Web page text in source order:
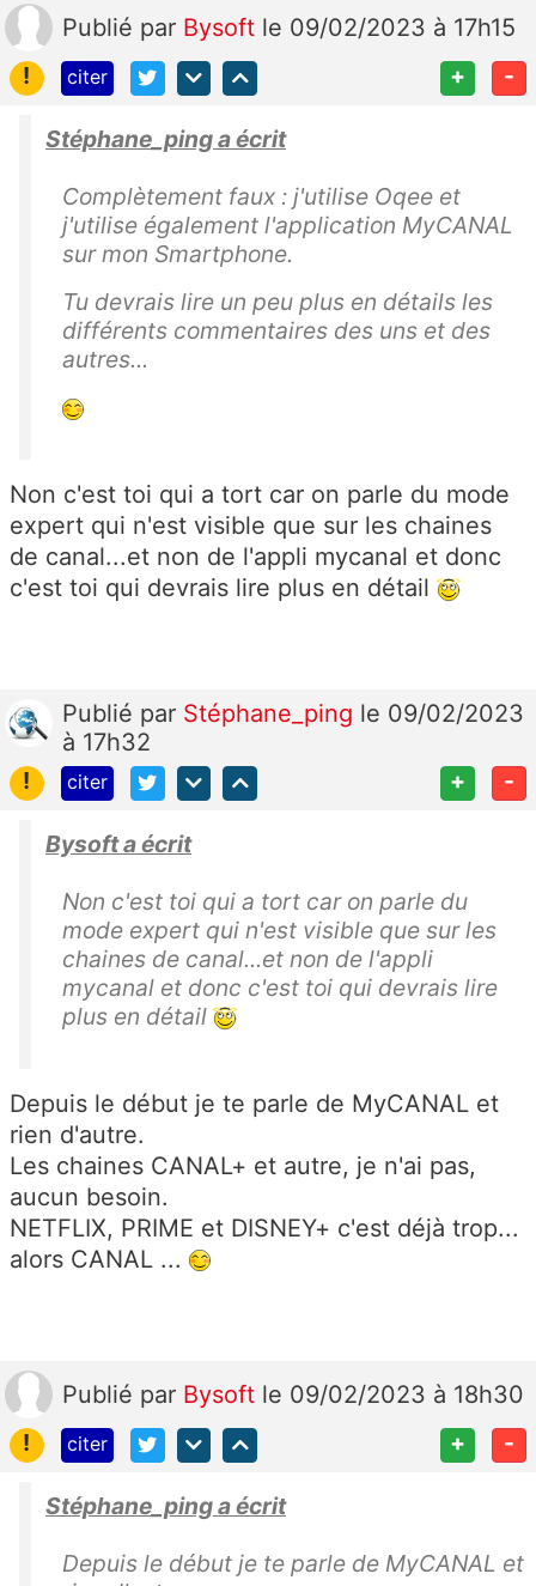
Publié par Bysoft le 09/02/2023 à 17h15
!
citer + -
Stéphane_ping a écrit
Complètement faux : j'utilise Oqee et
j'utilise également l'application MyCANAL
sur mon Smartphone.
Tu devrais lire un peu plus en détails les
différents commentaires des uns et des
autres...
Non c'est toi qui a tort car on parle du mode
expert qui n'est visible que sur les chaines
de canal...et non de l'appli mycanal et donc
c'est toi qui devrais lire plus en détail
Publié par Stéphane_ping le 09/02/2023
à 17h32
!
citer + -
Bysoft a écrit
Non c'est toi qui a tort car on parle du
mode expert qui n'est visible que sur les
chaines de canal...et non de l'appli
mycanal et donc c'est toi qui devrais lire
plus en détail
Depuis le début je te parle de MyCANAL et
rien d'autre.
Les chaines CANAL+ et autre, je n'ai pas,
aucun besoin.
NETFLIX, PRIME et DISNEY+ c'est déjà trop...
alors CANAL ...
Publié par Bysoft le 09/02/2023 à 18h30
!
citer + -
Stéphane_ping a écrit
Depuis le début je te parle de MyCANAL et